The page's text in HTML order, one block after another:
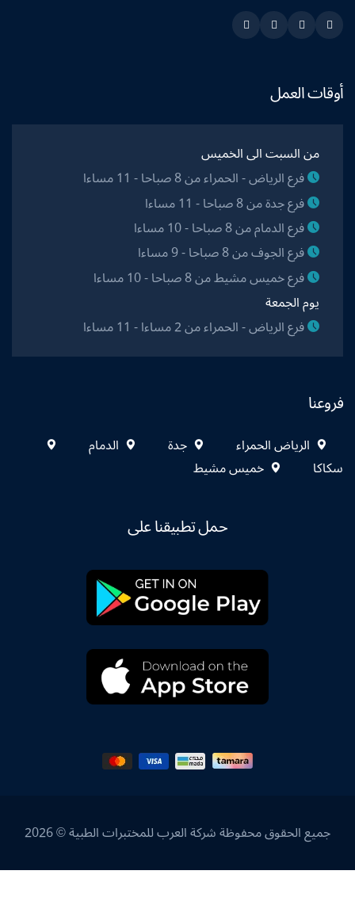
Snapchat
Twitter
Linkedin
Instagram
أوقات العمل
من السبت الى الخميس
فرع الرياض - الحمراء من 8 صباحا - 11 مساءا
فرع جدة من 8 صباحا - 11 مساءا
فرع الدمام من 8 صباحا - 10 مساءا
فرع الجوف من 8 صباحا - 9 مساءا
فرع خميس مشيط من 8 صباحا - 10 مساءا
يوم الجمعة
فرع الرياض - الحمراء من 2 مساءا - 11 مساءا
فروعنا
الرياض الحمراء جدة
الدمام
سكاكا
خميس مشيط
حمل تطبيقنا على
جميع الحقوق محفوظة شركة العرب للمختبرات الطبية © 2026